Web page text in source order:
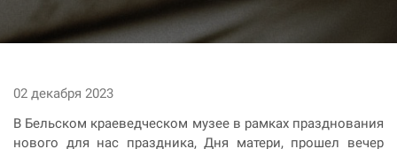
02 декабря 2023
В Бельском краеведческом музее в рамках празднования
нового для нас праздника, Дня матери, прошел вечер